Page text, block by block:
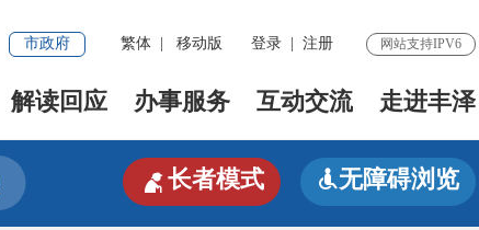
市政府 繁体 移动版 登录 注册 网站支持IPV6
解读回应 办事服务 互动交流 走进丰泽
长者模式 无障碍浏览